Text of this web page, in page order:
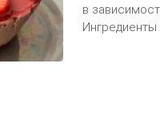
в
Ингредиенты